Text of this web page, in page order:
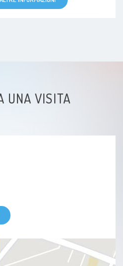
(epicondilite)
UNA VISITA